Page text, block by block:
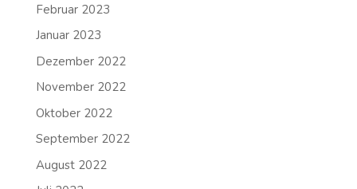
Februar 2023
Januar 2023
Dezember 2022
November 2022
Oktober 2022
September 2022
August 2022